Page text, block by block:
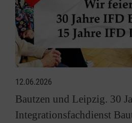
12.06.2026
Bautzen und Leipzig. 30
Integrationsfachdienst